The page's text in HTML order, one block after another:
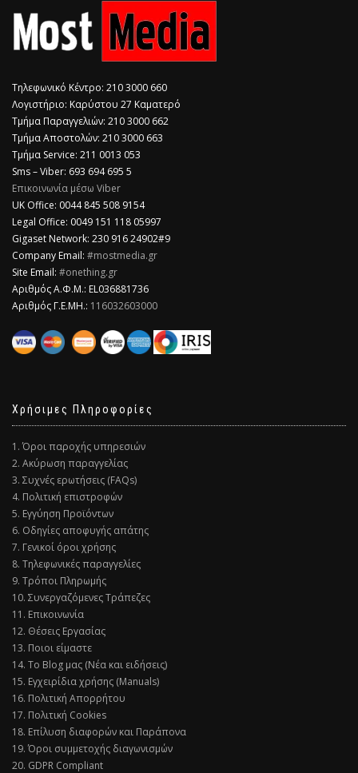
Τηλεφωνικό Κέντρο: 210 3000 660
Λογιστήριο: Καρύστου 27 Καματερό
Τμήμα Παραγγελιών: 210 3000 662
Τμήμα Αποστολών: 210 3000 663
Τμήμα Service: 211 0013 053
Sms – Viber: 693 694 695 5
Επικοινωνία μέσω Viber
​UK Office: 0044 845 508 9154
Legal Office: 0049 151 118 05997
Gigaset Network: 230 916 24902#9
Company Email: #mostmedia.gr
Site Email: #onething.gr
Αριθμός Α.Φ.Μ.: EL036881736
Αριθμός Γ.Ε.ΜΗ.: 116032603000
Χρήσιμες Πληροφορίες
1. Όροι παροχής υπηρεσιών
2. Ακύρωση παραγγελίας
3. Συχνές ερωτήσεις (FAQs)
4. Πολιτική επιστροφών
5. Εγγύηση Προϊόντων
6. Οδηγίες αποφυγής απάτης
7. Γενικοί όροι χρήσης
8. Τηλεφωνικές παραγγελίες
9. Τρόποι Πληρωμής
10. Συνεργαζόμενες Τράπεζες
11. Επικοινωνία
12. Θέσεις Εργασίας
13. Ποιοι είμαστε
14. Το Blog μας (Νέα και ειδήσεις)
15. Εγχειρίδια χρήσης (Manuals)
16. Πολιτική Απορρήτου
17. Πολιτική Cookies
18. Επίλυση διαφορών και Παράπονα
19. Όροι συμμετοχής διαγωνισμών
20. GDPR Compliant